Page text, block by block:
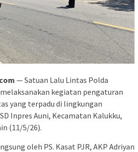
— Satuan Lalu Lintas Polda
kegiatan pengaturan
yang terpadu di lingkungan
Inpres Auni, Kecamatan Kalukku,
(11/5/26).
oleh PS. Kasat PJR, AKP Adriyan